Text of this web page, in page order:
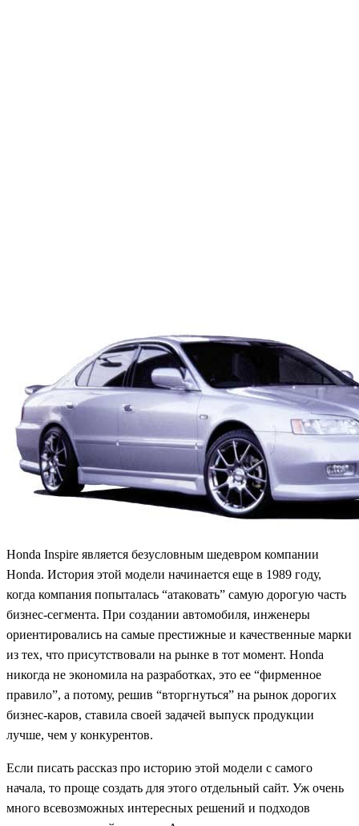
Honda Inspire является безусловным шедевром компании
Honda. История этой модели начинается еще в 1989 году,
когда компания попыталась “атаковать” самую дорогую часть
бизнес-сегмента. При создании автомобиля, инженеры
ориентировались на самые престижные и качественные марки
из тех, что присутствовали на рынке в тот момент. Honda
никогда не экономила на разработках, это ее “фирменное
правило”, а потому, решив “вторгнуться” на рынок дорогих
бизнес-каров, ставила своей задачей выпуск продукции
лучше, чем у конкурентов.
Если писать рассказ про историю этой модели с самого
начала, то проще создать для этого отдельный сайт. Уж очень
много всевозможных интересных решений и подходов